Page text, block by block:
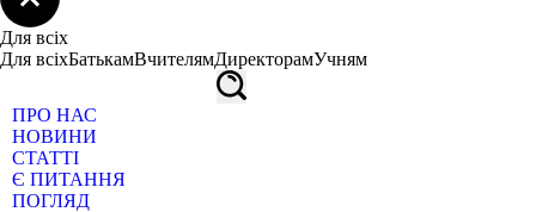
Для всіх
Для всіхБатькамВчителямДиректорамУчням
ПРО НАС
НОВИНИ
СТАТТІ
Є ПИТАННЯ
ПОГЛЯД